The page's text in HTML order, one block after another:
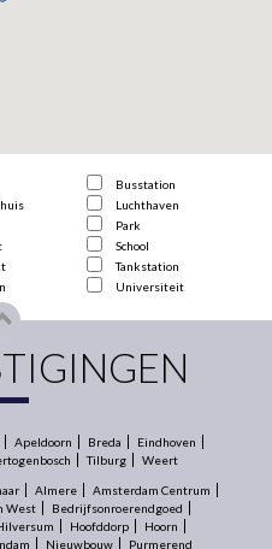
Busstation
Luchthaven
Park
School
Tankstation
Universiteit
Apeldoorn Breda
Eindhoven
Tilburg Weert
Almere
Amsterdam Centrum
West
Bedrijfsonroerendgoed
Hoofddorp
Hoorn
Nieuwbouw Purmerend